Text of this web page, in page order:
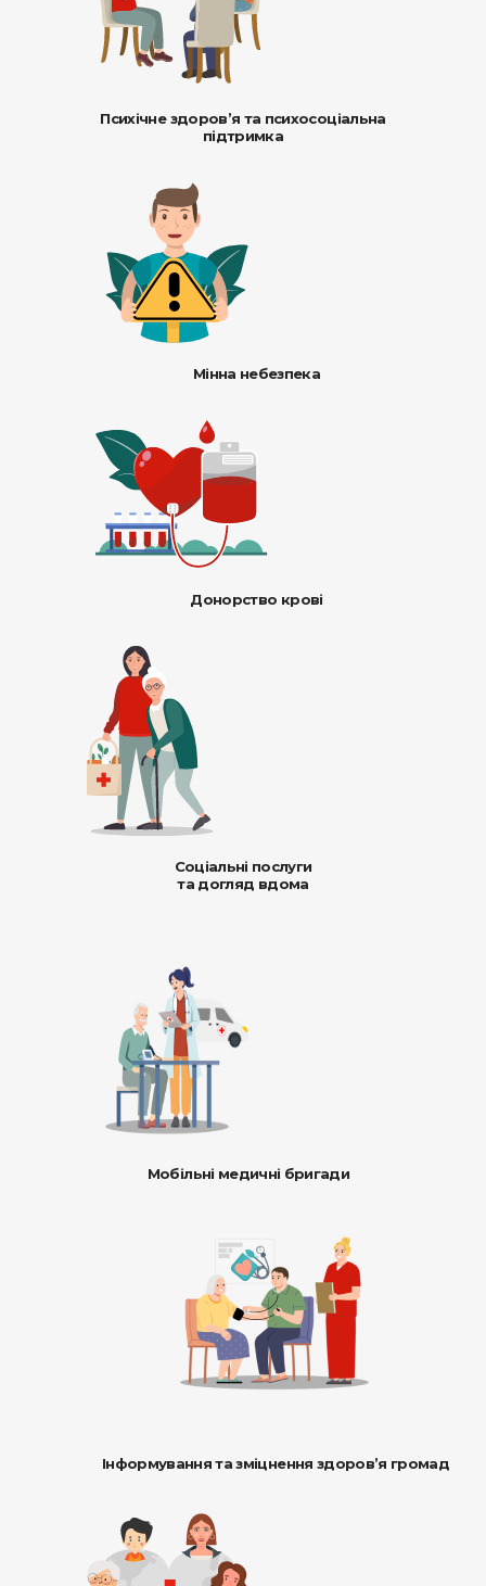
Психічне здоров’я та психосоціальна
підтримка
Мінна небезпека
Донорство крові
Соціальні послуги
та догляд вдома
Мобільні медичні бригади
Інформування та зміцнення здоров’я громад